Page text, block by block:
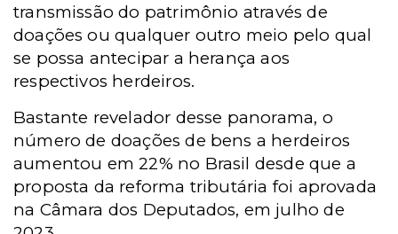
transmissão do patrimônio através de
doações ou qualquer outro meio pelo qual
se possa antecipar a herança aos
respectivos herdeiros.
Bastante revelador desse panorama, o
número de doações de bens a herdeiros
aumentou em 22% no Brasil desde que a
proposta da reforma tributária foi aprovada
na Câmara dos Deputados, em julho de